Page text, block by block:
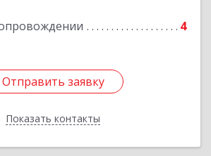
4
Отправить заявку
Показать контакты
Подробнее
Отправить заявку
Назад